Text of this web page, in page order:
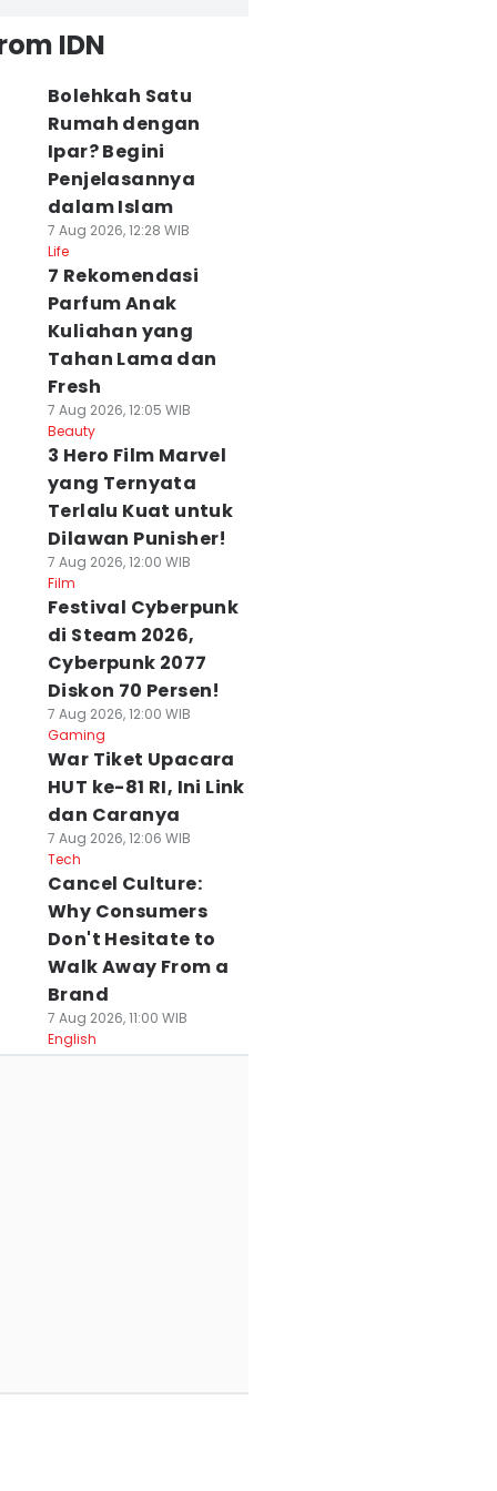
IDN
Bolehkah Satu
Rumah dengan
Ipar? Begini
Penjelasannya
dalam Islam
7 Aug 2026, 12:28 WIB
Life
7 Rekomendasi
Parfum Anak
Kuliahan yang
Tahan Lama dan
Fresh
7 Aug 2026, 12:05 WIB
Beauty
3 Hero Film Marvel
yang Ternyata
Terlalu Kuat untuk
Dilawan Punisher!
7 Aug 2026, 12:00 WIB
Film
Festival Cyberpunk
di Steam 2026,
Cyberpunk 2077
Diskon 70 Persen!
7 Aug 2026, 12:00 WIB
Gaming
War Tiket Upacara
HUT ke-81 RI, Ini Link
dan Caranya
7 Aug 2026, 12:06 WIB
Tech
Cancel Culture:
Why Consumers
Don't Hesitate to
Walk Away From a
Brand
7 Aug 2026, 11:00 WIB
English